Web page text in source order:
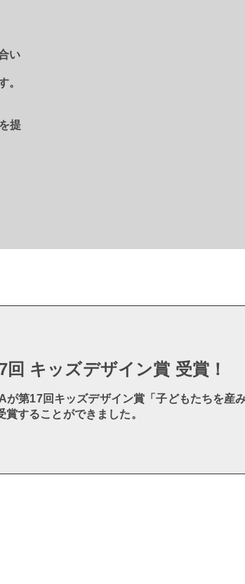
い
。
提
回 キッズデザイン賞 受賞！
が第17回キッズデザイン賞「子どもたちを産
賞することができました。